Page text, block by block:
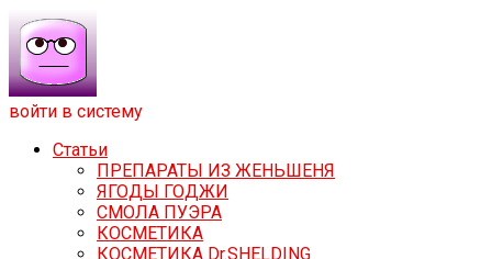
войти в систему
Статьи
ПРЕПАРАТЫ ИЗ ЖЕНЬШЕНЯ
ЯГОДЫ ГОДЖИ
СМОЛА ПУЭРА
КОСМЕТИКА
КОСМЕТИКА Dr.SHELDING